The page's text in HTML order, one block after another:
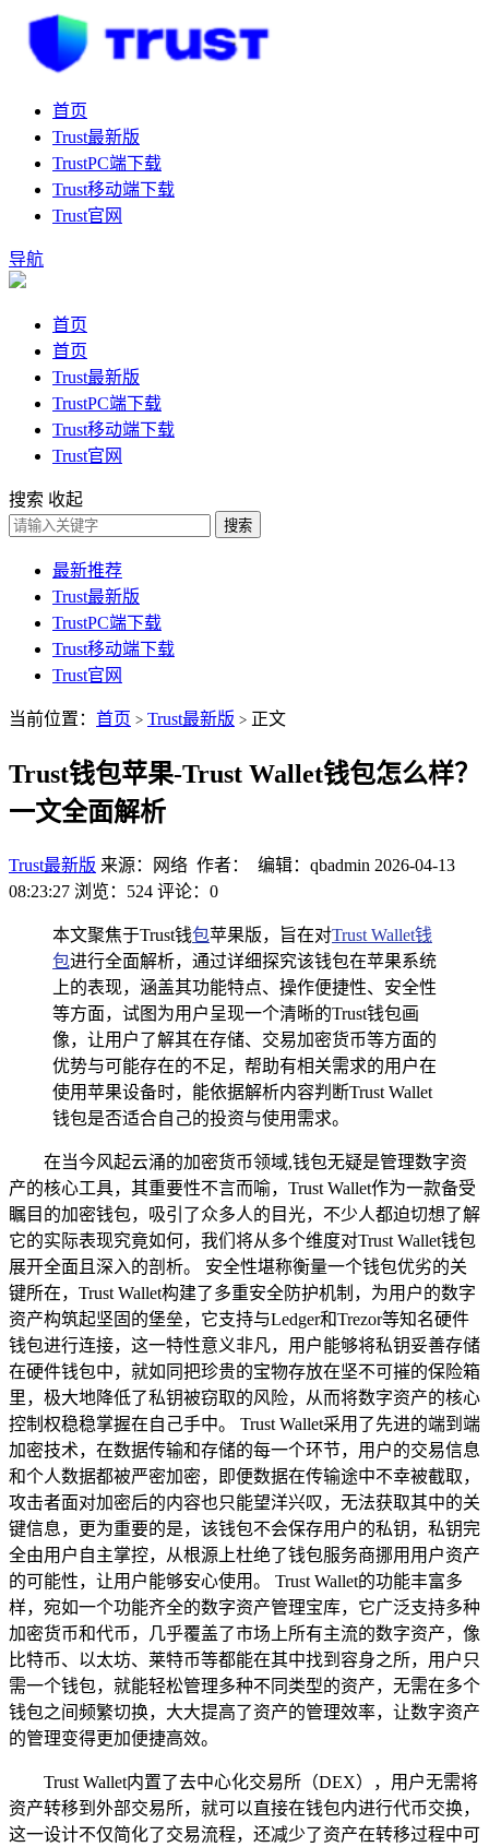
首页
Trust最新版
TrustPC端下载
Trust移动端下载
Trust官网
导航
首页
首页
Trust最新版
TrustPC端下载
Trust移动端下载
Trust官网
搜索 收起
搜索
最新推荐
Trust最新版
TrustPC端下载
Trust移动端下载
Trust官网
当前位置： 首页 > Trust最新版 > 正文
Trust钱包苹果-Trust Wallet钱包怎么样？
一文全面解析
Trust最新版 来源：网络 作者： 编辑：qbadmin 2026-04-13
08:23:27 浏览：524 评论：0
本文聚焦于Trust钱包苹果版，旨在对Trust Wallet钱
包进行全面解析，通过详细探究该钱包在苹果系统
上的表现，涵盖其功能特点、操作便捷性、安全性
等方面，试图为用户呈现一个清晰的Trust钱包画
像，让用户了解其在存储、交易加密货币等方面的
优势与可能存在的不足，帮助有相关需求的用户在
使用苹果设备时，能依据解析内容判断Trust Wallet
钱包是否适合自己的投资与使用需求。
在当今风起云涌的加密货币领域,钱包无疑是管理数字资
产的核心工具，其重要性不言而喻，Trust Wallet作为一款备受
瞩目的加密钱包，吸引了众多人的目光，不少人都迫切想了解
它的实际表现究竟如何，我们将从多个维度对Trust Wallet钱包
展开全面且深入的剖析。 安全性堪称衡量一个钱包优劣的关
键所在，Trust Wallet构建了多重安全防护机制，为用户的数字
资产构筑起坚固的堡垒，它支持与Ledger和Trezor等知名硬件
钱包进行连接，这一特性意义非凡，用户能够将私钥妥善存储
在硬件钱包中，就如同把珍贵的宝物存放在坚不可摧的保险箱
里，极大地降低了私钥被窃取的风险，从而将数字资产的核心
控制权稳稳掌握在自己手中。 Trust Wallet采用了先进的端到端
加密技术，在数据传输和存储的每一个环节，用户的交易信息
和个人数据都被严密加密，即便数据在传输途中不幸被截取，
攻击者面对加密后的内容也只能望洋兴叹，无法获取其中的关
键信息，更为重要的是，该钱包不会保存用户的私钥，私钥完
全由用户自主掌控，从根源上杜绝了钱包服务商挪用用户资产
的可能性，让用户能够安心使用。 Trust Wallet的功能丰富多
样，宛如一个功能齐全的数字资产管理宝库，它广泛支持多种
加密货币和代币，几乎覆盖了市场上所有主流的数字资产，像
比特币、以太坊、莱特币等都能在其中找到容身之所，用户只
需一个钱包，就能轻松管理多种不同类型的资产，无需在多个
钱包之间频繁切换，大大提高了资产的管理效率，让数字资产
的管理变得更加便捷高效。
Trust Wallet内置了去中心化交易所（DEX），用户无需将
资产转移到外部交易所，就可以直接在钱包内进行代币交换，
这一设计不仅简化了交易流程，还减少了资产在转移过程中可